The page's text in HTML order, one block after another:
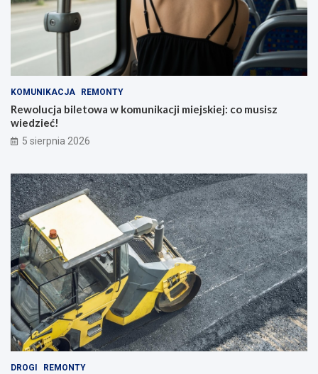
KOMUNIKACJA REMONTY
Rewolucja biletowa w komunikacji miejskiej: co musisz
wiedzieć!
5 sierpnia 2026
DROGI REMONTY